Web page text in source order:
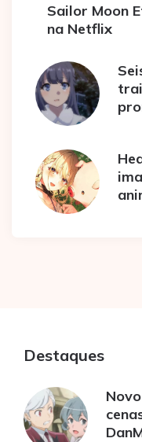
Sailor Moon
na Netflix
Destaques